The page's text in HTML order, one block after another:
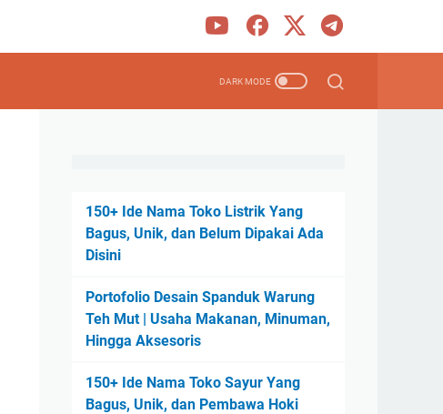
150+ Ide Nama Toko Listrik Yang
Bagus, Unik, dan Belum Dipakai Ada
Disini
Portofolio Desain Spanduk Warung
Teh Mut | Usaha Makanan, Minuman,
Hingga Aksesoris
150+ Ide Nama Toko Sayur Yang
Bagus, Unik, dan Pembawa Hoki